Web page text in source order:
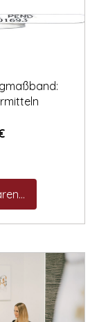
Preis